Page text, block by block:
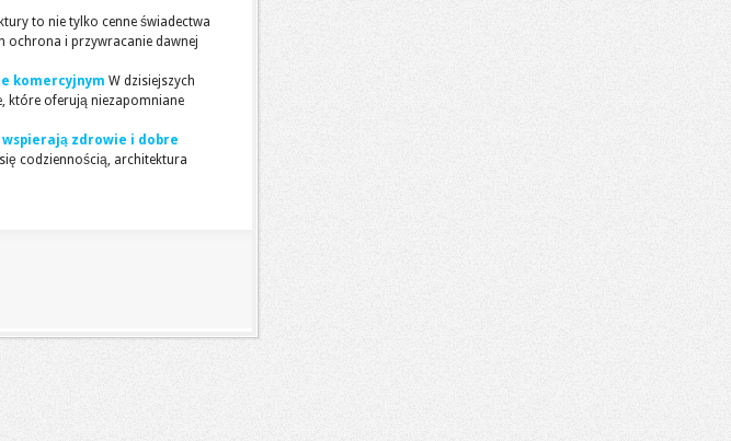
to nie tylko cenne świadectwa
ochrona i przywracanie dawnej
komercyjnym W dzisiejszych
które oferują niezapomniane
zdrowie i dobre
codziennością, architektura